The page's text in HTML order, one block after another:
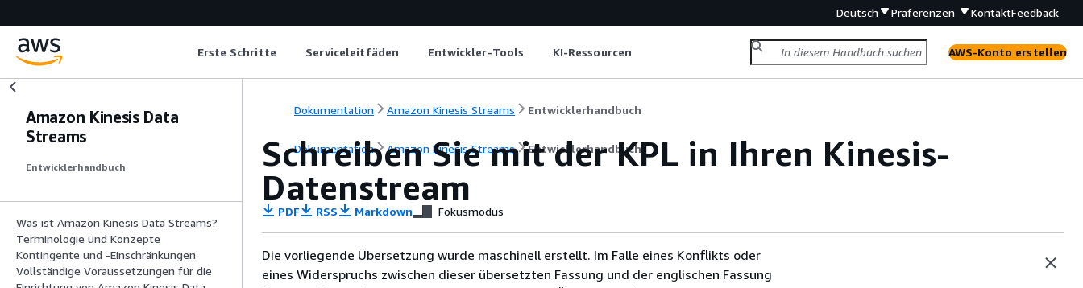
Deutsch Präferenzen KontaktFeedback
Erste Schritte Serviceleitfäden Entwickler-Tools KI-Ressourcen AWS-Konto erstellen
Amazon Kinesis Data
Streams
Entwicklerhandbuch
Was ist Amazon Kinesis Data Streams?
Terminologie und Konzepte
Kontingente und -Einschränkungen
Vollständige Voraussetzungen für die
Dokumentation Amazon Kinesis Streams Entwicklerhandbuch
Dokumentation Amazon Kinesis Streams Entwicklerhandbuch
Schreiben Sie mit der KPL in Ihren Kinesis-
Datenstream
PDF RSS Markdown Fokusmodus
Die vorliegende Übersetzung wurde maschinell erstellt. Im Falle eines Konflikts oder
eines Widerspruchs zwischen dieser übersetzten Fassung und der englischen Fassung